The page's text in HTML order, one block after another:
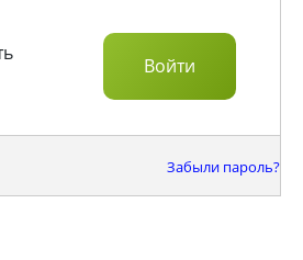
Забыли пароль?